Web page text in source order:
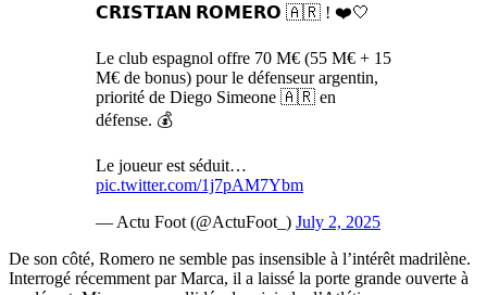
𝗖𝗥𝗜𝗦𝗧𝗜𝗔𝗡 𝗥𝗢𝗠𝗘𝗥𝗢 🇦🇷 ! ❤️🤍
Le club espagnol offre 70 M€ (55 M€ + 15
M€ de bonus) pour le défenseur argentin,
priorité de Diego Simeone 🇦🇷 en
défense. 💰
Le joueur est séduit…
pic.twitter.com/1j7pAM7Ybm
— Actu Foot (@ActuFoot_) July 2, 2025
De son côté, Romero ne semble pas insensible à l’intérêt madrilène.
Interrogé récemment par Marca, il a laissé la porte grande ouverte à